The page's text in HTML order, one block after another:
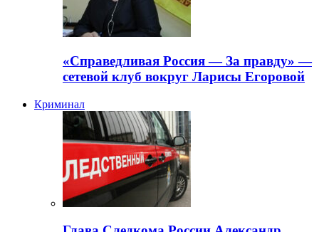
«Справедливая Россия — За правду» —
сетевой клуб вокруг Ларисы Егоровой
Криминал